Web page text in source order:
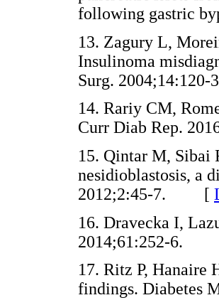
following gastric
13. Zagury L,
Insulinoma
Surg.
14. Rariy CM,
Curr Diab Rep.
15. Qintar M, Sibai
nesidioblastosis, a
2012;2:45-7. [
16. Dravecka I,
2014;61:252-6.
17. Ritz P, Hanaire
findings.